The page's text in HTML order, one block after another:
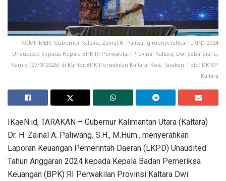
KOMITMEN: Gubernur Kaltara, Zainal A. Paliwang menyerahkan LKPD 2024
Unaudited kepada Kepala BPK RI Perwakilan Provinsi Kaltara, Dwi Sabardiana,
Kamis (27/3/2025) di Kantor BPK Perwakilan Kaltara, Kota Tarakan. Foto: DKISP
Kaltara
IKaeN.id, TARAKAN – Gubernur Kalimantan Utara (Kaltara)
Dr. H. Zainal A. Paliwang, S.H., M.Hum., menyerahkan
Laporan Keuangan Pemerintah Daerah (LKPD) Unaudited
Tahun Anggaran 2024 kepada Kepala Badan Pemeriksa
Keuangan (BPK) RI Perwakilan Provinsi Kaltara Dwi